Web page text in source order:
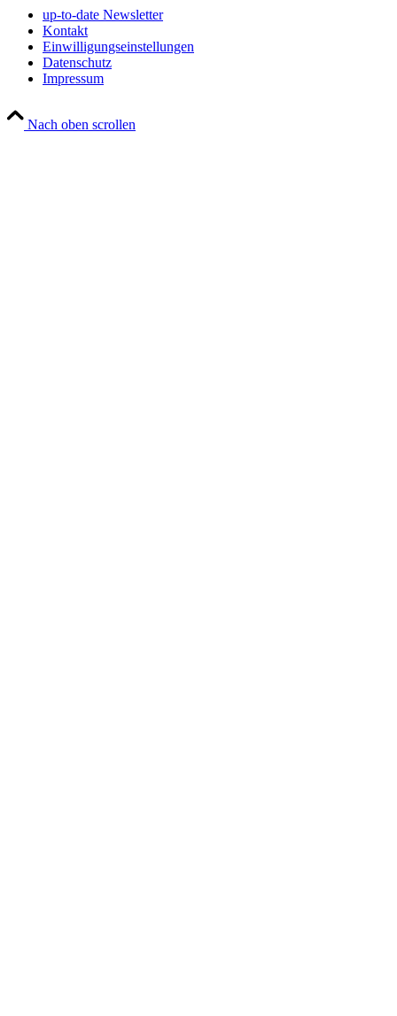
up-to-date Newsletter
Kontakt
Einwilligungseinstellungen
Datenschutz
Impressum
Nach oben scrollen